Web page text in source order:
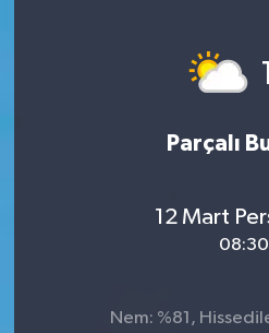
Parçalı
12 Mart
08:30
Nem: %81,
SİVİL TOPLUM
SOSYAL YAŞAM